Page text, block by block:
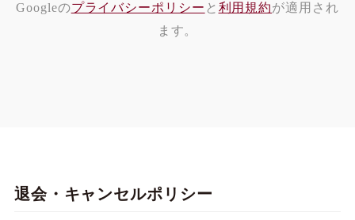
Googleのプライバシーポリシー と 利用規約が適用され
ます。
退会・キャンセルポリシー